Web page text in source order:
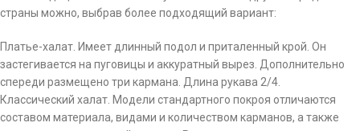
страны можно, выбрав более подходящий вариант:
Платье-халат. Имеет длинный подол и приталенный крой. Он
застегивается на пуговицы и аккуратный вырез. Дополнительно
спереди размещено три кармана. Длина рукава 2/4.
Классический халат. Модели стандартного покроя отличаются
составом материала, видами и количеством карманов, а также